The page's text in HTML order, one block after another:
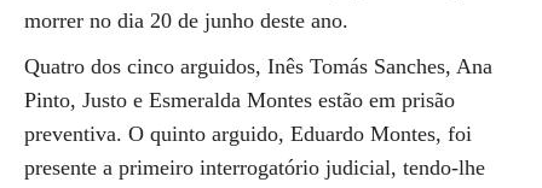
morrer no dia 20 de junho deste ano.
Quatro dos cinco arguidos, Inês Tomás Sanches, Ana
Pinto, Justo e Esmeralda Montes estão em prisão
preventiva. O quinto arguido, Eduardo Montes, foi
presente a primeiro interrogatório judicial, tendo-lhe